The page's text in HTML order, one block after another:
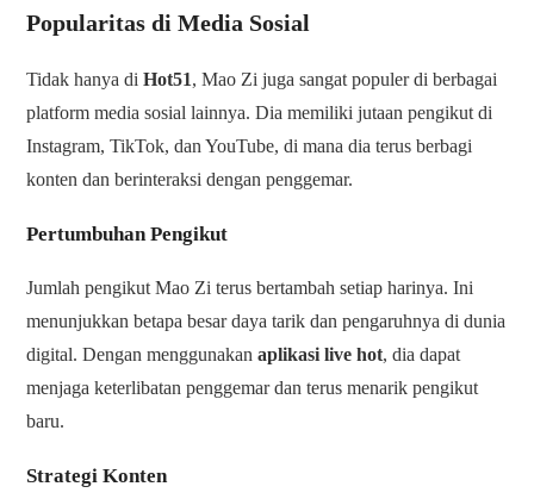
Popularitas di Media Sosial
Tidak hanya diHot51, Mao Zi juga sangat populer di berbagai
platform media sosial lainnya. Dia memiliki jutaan pengikut di
Instagram, TikTok, dan YouTube, di mana dia terus berbagi
konten dan berinteraksi dengan penggemar.
Pertumbuhan Pengikut
Jumlah pengikut Mao Zi terus bertambah setiap harinya. Ini
menunjukkan betapa besar daya tarik dan pengaruhnya di dunia
digital. Dengan menggunakanaplikasi live hot, dia dapat
menjaga keterlibatan penggemar dan terus menarik pengikut
baru.
Strategi Konten